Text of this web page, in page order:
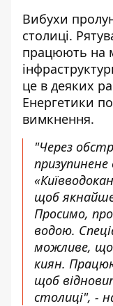
Вибухи
столиці.
працюють на
це в деяких
Енергетики
вимкнення.
"Через
призупинене
щоб
Просимо,
водою.
можливе,
киян.
щоб
столиці", -